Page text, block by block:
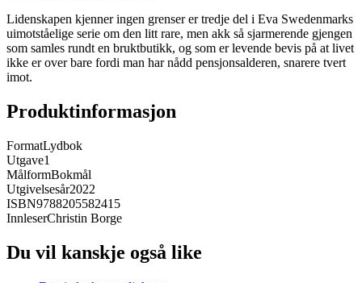
Lidenskapen kjenner ingen grenser er tredje del i Eva Swedenmarks
uimotståelige serie om den litt rare, men akk så sjarmerende gjengen
som samles rundt en bruktbutikk, og som er levende bevis på at livet
ikke er over bare fordi man har nådd pensjonsalderen, snarere tvert
imot.
Produktinformasjon
FormatLydbok
Utgave1
MålformBokmål
Utgivelsesår2022
ISBN9788205582415
InnleserChristin Borge
Du vil kanskje også like